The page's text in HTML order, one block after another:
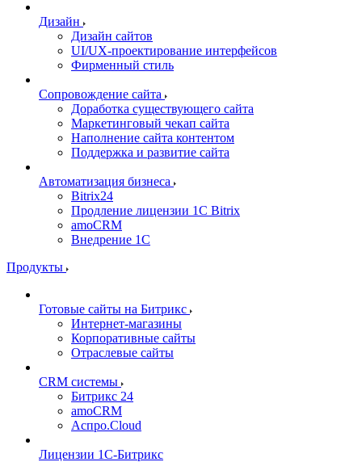
Дизайн
Дизайн сайтов
UI/UX-проектирование интерфейсов
Фирменный стиль
Сопровождение сайта
Доработка существующего сайта
Маркетинговый чекап сайта
Наполнение сайта контентом
Поддержка и развитие сайта
Автоматизация бизнеса
Bitrix24
Продление лицензии 1C Bitrix
amoCRM
Внедрение 1C
Продукты
Готовые сайты на Битрикс
Интернет-магазины
Корпоративные сайты
Отраслевые сайты
CRM системы
Битрикс 24
amoCRM
Аспро.Cloud
Лицензии 1С-Битрикс